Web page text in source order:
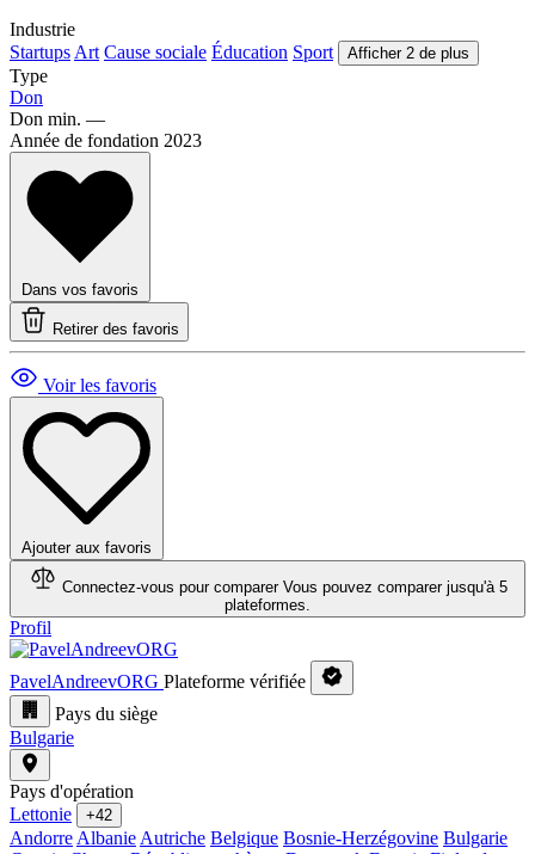
Industrie
Startups Art Cause sociale Éducation Sport Afficher 2 de plus
Type
Don
Don min. —
Année de fondation 2023
Dans vos favoris
Retirer des favoris
Voir les favoris
Ajouter aux favoris
Connectez-vous pour comparer Vous pouvez comparer jusqu'à 5
plateformes.
Profil
PavelAndreevORG Plateforme vérifiée
Pays du siège
Bulgarie
Pays d'opération
Lettonie
+42
Andorre Albanie Autriche Belgique Bosnie-Herzégovine Bulgarie